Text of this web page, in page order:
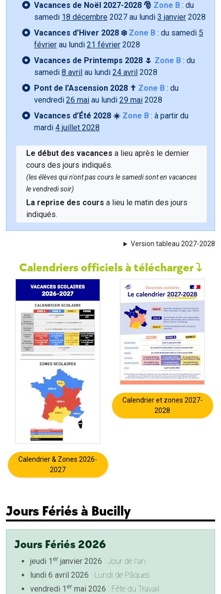
Vacances de Noël 2027-2028 🎅 Zone B : du
samedi 18 décembre 2027 au lundi 3 janvier 2028
Vacances d’Hiver 2028 ❄️ Zone B : du samedi 5
février au lundi 21 février 2028
Vacances de Printemps 2028 🌷 Zone B : du
samedi 8 avril au lundi 24 avril 2028
Pont de l’Ascension 2028 ✝️ Zone B : du
vendredi 26 mai au lundi 29 mai 2028
Vacances d’Été 2028 ☀️ Zone B : à partir du
mardi 4 juillet 2028
Le début des vacances a lieu après le dernier
cours des jours indiqués.
(les élèves qui n'ont pas cours le samedi sont en vacances
le vendredi soir)
La reprise des cours a lieu le matin des jours
indiqués.
Version tableau 2027-2028
Calendriers officiels à télécharger
Calendrier & Zones 2026-
2027
Calendrier et zones 2027-
2028
Jours Fériés à Bucilly
Jours Fériés 2026
jeudi 1 er janvier 2026 : Jour de l'an
lundi 6 avril 2026 : Lundi de Pâques
vendredi 1 er mai 2026 : Fête du Travail